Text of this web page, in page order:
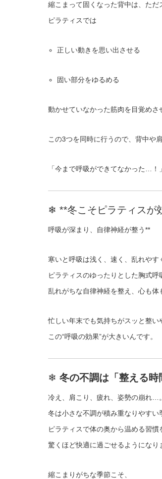
縮こまって固くなった背中は、ただ
ピラティスでは
正しい動きを思い出させる
固い部分をゆるめる
動かせていなかった筋肉を目覚めさ
この3つを同時に行うので、背中や
「今まで呼吸ができてなかった…！
❄ **冬こそピラティスが
呼吸が深まり、自律神経が整う**
寒いと呼吸は浅く、速く、乱れやす
ピラティスのゆったりとした胸式呼
乱れがちな自律神経を整え、心も体
忙しい年末でも気持ちがスッと整い
この“呼吸の効果”が大きいんです。
❄ 冬の不調は「整える
冷え、肩こり、疲れ、姿勢の崩れ…。
冬は小さな不調が積み重なりやすい
ピラティスで体の奥から温める習慣
驚くほど快適に過ごせるようになり
縮こまりがちな季節こそ、